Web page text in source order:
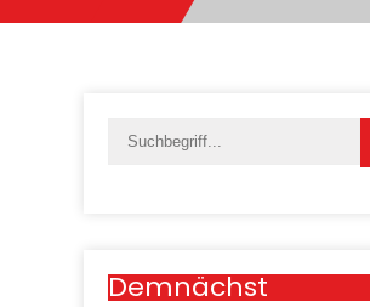
Demnächst